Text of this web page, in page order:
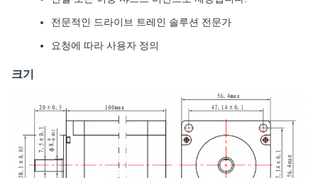
전문적인 드라이브 트레인 솔루션 전문가
요청에 따라 사용자 정의
크기